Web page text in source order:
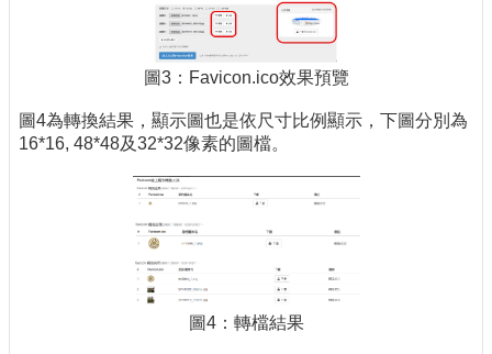
圖3：Favicon.ico效果預覽
圖4為轉換結果，顯示圖也是依尺寸比例顯示，下圖分別為
16*16, 48*48及32*32像素的圖檔。
圖4：轉檔結果